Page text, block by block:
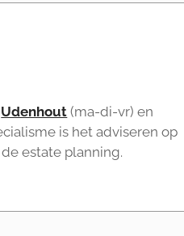
Udenhout (ma-di-vr) en
is het adviseren op
estate planning.